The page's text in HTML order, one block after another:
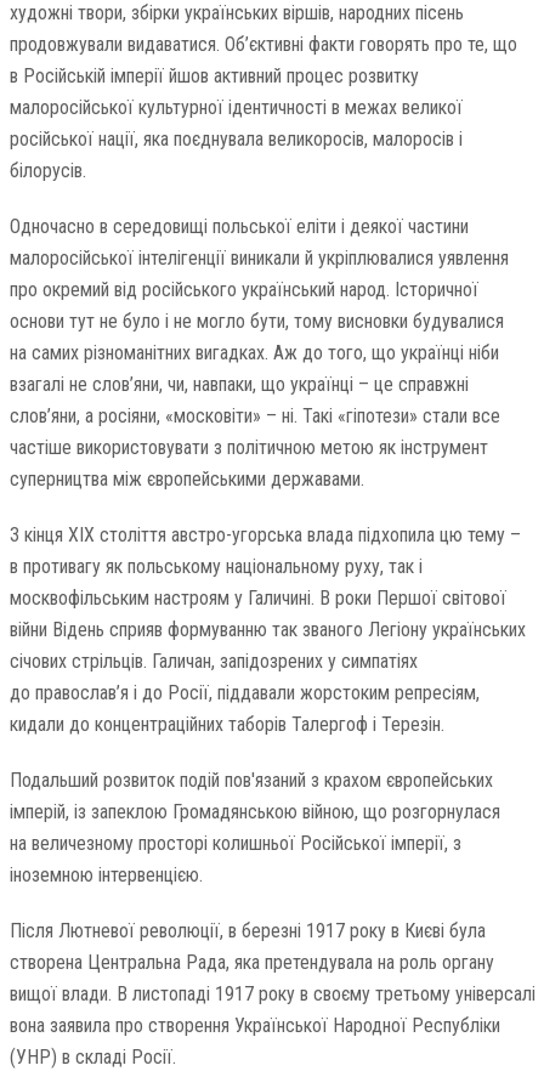
художні твори, збірки українських віршів, народних пісень
продовжували видаватися. Об’єктивні факти говорять про те, що
в Російській імперії йшов активний процес розвитку
малоросійської культурної ідентичності в межах великої
російської нації, яка поєднувала великоросів, малоросів і
білорусів.
Одночасно в середовищі польської еліти і деякої частини
малоросійської інтелігенції виникали й укріплювалися уявлення
про окремий від російського український народ. Історичної
основи тут не було і не могло бути, тому висновки будувалися
на самих різноманітних вигадках. Аж до того, що українці ніби
взагалі не слов’яни, чи, навпаки, що українці – це справжні
слов’яни, а росіяни, «московіти» – ні. Такі «гіпотези» стали все
частіше використовувати з політичною метою як інструмент
суперництва між європейськими державами.
З кінця ХІХ століття австро-угорська влада підхопила цю тему –
в противагу як польському національному руху, так і
москвофільським настроям у Галичині. В роки Першої світової
війни Відень сприяв формуванню так званого Легіону українських
січових стрільців. Галичан, запідозрених у симпатіях
до православ’я і до Росії, піддавали жорстоким репресіям,
кидали до концентраційних таборів Талергоф і Терезін.
Подальший розвиток подій пов'язаний з крахом європейських
імперій, із запеклою Громадянською війною, що розгорнулася
на величезному просторі колишньої Російської імперії, з
іноземною інтервенцією.
Після Лютневої революції, в березні 1917 року в Києві була
створена Центральна Рада, яка претендувала на роль органу
вищої влади. В листопаді 1917 року в своєму третьому універсалі
вона заявила про створення Української Народної Республіки
(УНР) в складі Росії.